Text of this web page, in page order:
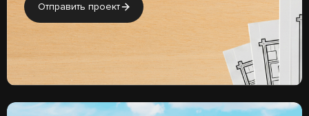
Отправить проект